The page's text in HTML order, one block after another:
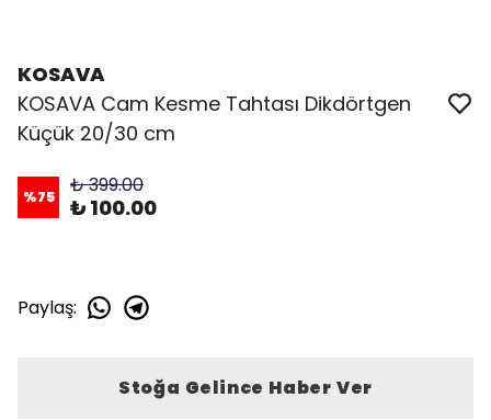
KOSAVA
KOSAVA Cam Kesme Tahtası Dikdörtgen
Küçük 20/30 cm
%75 ₺ 399.00
₺ 100.00
Paylaş:
Stoğa Gelince Haber Ver